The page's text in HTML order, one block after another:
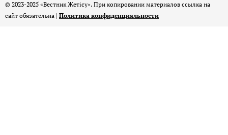
© 2023-2025 «Вестник Жетісу». При копировании материалов ссылка на
сайт обязательна | Политика конфиденциальности